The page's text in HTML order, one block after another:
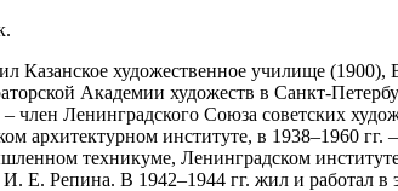
Казанское художественное училище
Академии художеств в Санкт-
– член Ленинградского Союза советских
архитектурном институте, в 1938–1960 гг.
техникуме, Ленинградском
Е. Репина. В 1942–1944 гг. жил и работал в